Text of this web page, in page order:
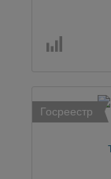
Госреестр